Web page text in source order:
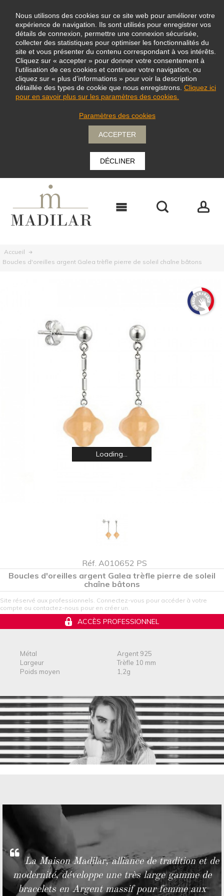
Nous utilisons des cookies sur ce site web pour améliorer votre
expérience de navigation. Ils sont utilisés pour enregistrer vos
détails de connexion, permettre une connexion sécurisée,
collecter des statistiques pour optimiser les fonctionnalités du
site et vous présenter du contenu correspondant à vos intérêts.
Cliquez sur « accepter » pour donner votre consentement à
l’utilisation de ces cookies et continuer votre navigation, ou
cliquez sur « plus d’informations » pour voir la description
détaillée des types de cookie que nous enregistrons. Cliquez ici
pour en savoir plus sur les paramètres des cookies.
Paramètres des cookies
ACCEPTER
DÉCLINER
Accueil
Boucles d'oreilles argent Galea trèfle pierre de soleil chaîne bâtons
Loading...
Réf. A010652 PS
Boucles d'oreilles argent Galea trèfle pierre de soleil
chaîne bâtons
Site réservé aux professionnels. Connectez-vous pour accéder à votre
compte ou contactez-nous pour en créer un.
ACCÈS PROFESSIONNEL
Métal
Argent 925
Largeur
Trèfle 10 mm
Poids moyen
1,2g
La Maison Madilar, alliance de tradition et de
modernité, développe une très large gamme de
bracelets en Argent massif pour femme aux